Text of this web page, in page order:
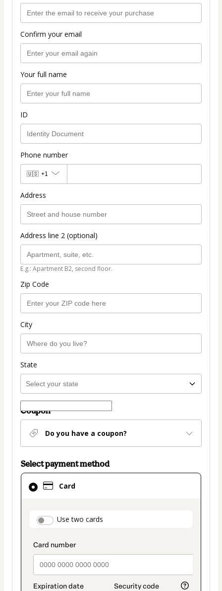
Confirm your email
Your full name
ID
Phone number
🇺🇸 +1
Address
Address line 2 (optional)
E.g.: Apartment B2, second floor.
Zip Code
City
State
Coupon
Do you have a coupon?
Select payment method
Card
payment_data.section_title_v2
Use two cards
Card
selected
method